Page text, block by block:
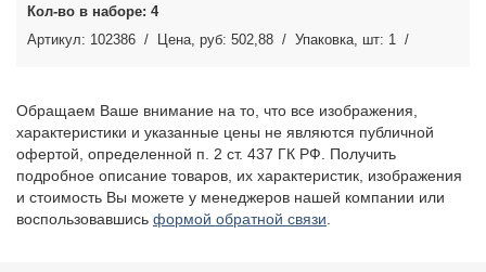
4
102386
502,88 1
Обращаем Ваше внимание на то, что все изображения,
характеристики и указанные цены не являются публичной
офертой, определенной п. 2 ст. 437 ГК РФ. Получить
подробное описание товаров, их характеристик, изображения
и стоимость Вы можете у менеджеров нашей компании или
воспользовавшись формой обратной связи